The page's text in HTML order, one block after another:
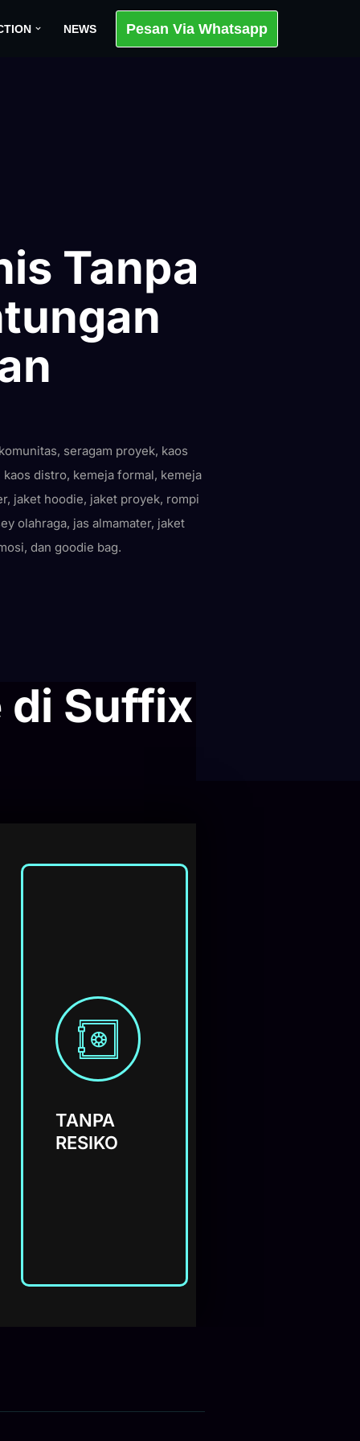
NEWS Pesan Via Whatsapp
Tanpa
seragam proyek, kaos
distro, kemeja formal, kemeja
jaket hoodie, jaket proyek, rompi
olahraga, jas almamater, jaket
dan goodie bag.
di Suffix
TANPA
RESIKO